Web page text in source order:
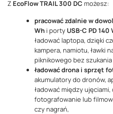
Z EcoFlow TRAIL 300 DC możesz:
pracować zdalnie w
Wh i porty USB-C PD 140
ładować laptopa, dzięki
kampera, namiotu, ławki
piknikowego bez szukania
ładować drona i sprzęt
akumulatory do dronów,
ładować między
fotografowanie lub
czy nagrań,